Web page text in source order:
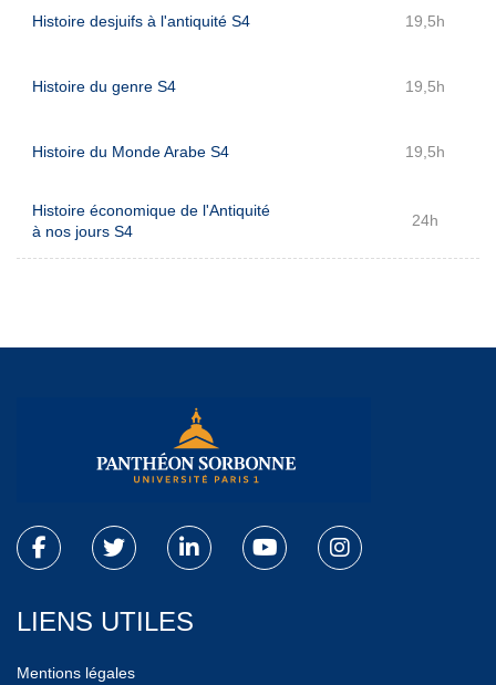
Histoire desjuifs à l'antiquité S4 19,5h
Histoire du genre S4 19,5h
Histoire du Monde Arabe S4 19,5h
Histoire économique de l'Antiquité
à nos jours S4
24h
LIENS UTILES
Mentions légales